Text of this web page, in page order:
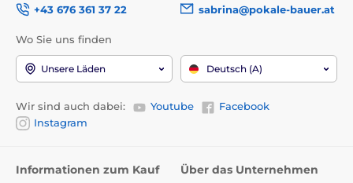
+43 676 361 37 22
sabrina@pokale-bauer.at
Wo Sie uns finden
Unsere Läden Deutsch (A)
Wir sind auch dabei: Youtube
Facebook
Instagram
Informationen zum Kauf Über das Unternehmen